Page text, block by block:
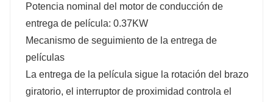
Potencia nominal del motor de conducción de
entrega de película: 0.37KW
Mecanismo de seguimiento de la entrega de
películas
La entrega de la película sigue la rotación del brazo
giratorio, el interruptor de proximidad controla el